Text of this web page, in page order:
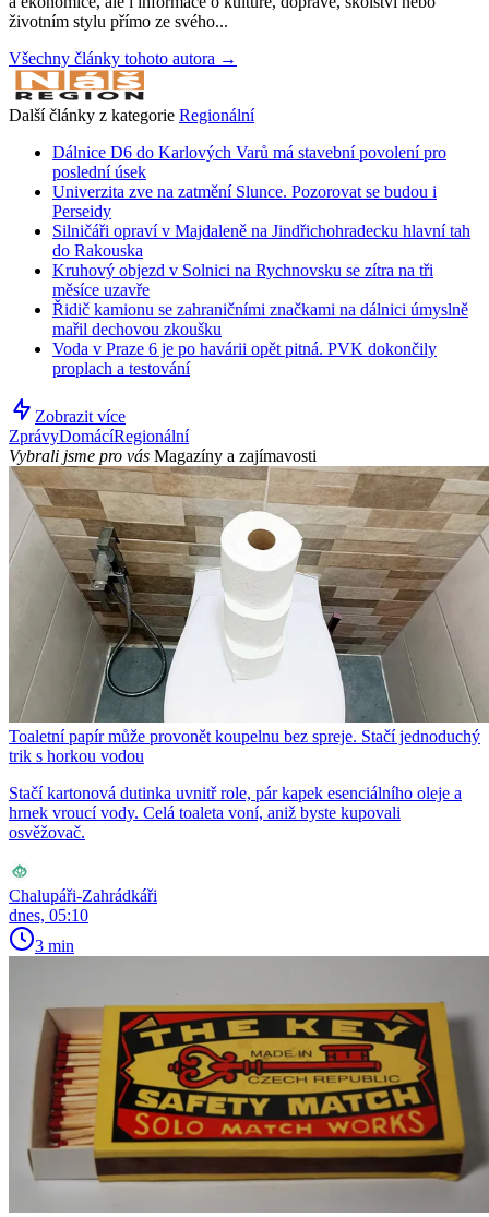
životním stylu přímo ze svého...
Všechny články tohoto autora →
Další články z kategorie Regionální
Dálnice D6 do Karlových Varů má stavební povolení pro
poslední úsek
Univerzita zve na zatmění Slunce. Pozorovat se budou i
Perseidy
Silničáři opraví v Majdaleně na Jindřichohradecku hlavní tah
do Rakouska
Kruhový objezd v Solnici na Rychnovsku se zítra na tři
měsíce uzavře
Řidič kamionu se zahraničními značkami na dálnici úmyslně
mařil dechovou zkoušku
Voda v Praze 6 je po havárii opět pitná. PVK dokončily
proplach a testování
Zobrazit více
ZprávyDomácíRegionální
Vybrali jsme pro vás Magazíny a zajímavosti
Toaletní papír může provonět koupelnu bez spreje. Stačí jednoduchý
trik s horkou vodou
Stačí kartonová dutinka uvnitř role, pár kapek esenciálního oleje a
hrnek vroucí vody. Celá toaleta voní, aniž byste kupovali
osvěžovač.
Chalupáři-Zahrádkáři
dnes, 05:10
3 min